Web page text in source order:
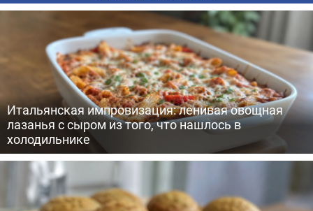
Итальянская импровизация: ленивая овощная
лазанья с сыром из того, что нашлось в
холодильнике